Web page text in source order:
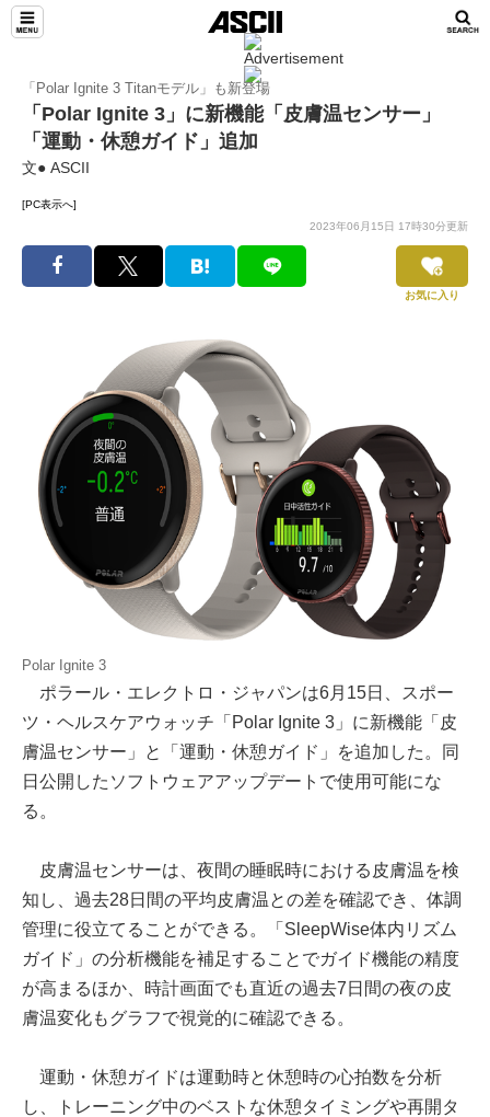
「Polar Ignite 3 Titanモデル」も新登場
「Polar Ignite 3」に新機能「皮膚温センサー」
「運動・休憩ガイド」追加
文● ASCII
[PC表示へ]
2023年06月15日 17時30分更新
お気に入り
Polar Ignite 3
ポラール・エレクトロ・ジャパンは6月15日、スポー
ツ・ヘルスケアウォッチ「Polar Ignite 3」に新機能「皮
膚温センサー」と「運動・休憩ガイド」を追加した。同
日公開したソフトウェアアップデートで使用可能にな
る。
皮膚温センサーは、夜間の睡眠時における皮膚温を検
知し、過去28日間の平均皮膚温との差を確認でき、体調
管理に役立てることができる。「SleepWise体内リズム
ガイド」の分析機能を補足することでガイド機能の精度
が高まるほか、時計画面でも直近の過去7日間の夜の皮
膚温変化もグラフで視覚的に確認できる。
運動・休憩ガイドは運動時と休憩時の心拍数を分析
し、トレーニング中のベストな休憩タイミングや再開タ